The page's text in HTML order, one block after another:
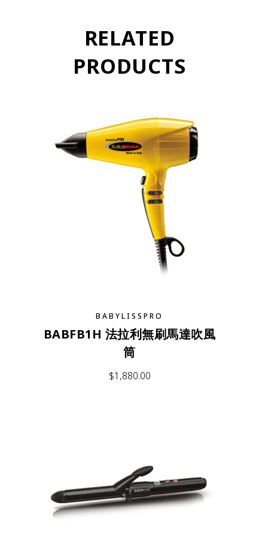
RELATED
PRODUCTS
BABYLISSPRO
BABFB1H 法拉利無刷馬達吹風
筒
$1,880.00